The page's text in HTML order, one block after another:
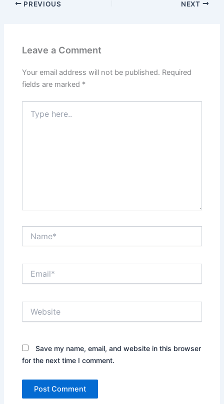
PREVIOUS NEXT
Leave a Comment
Your email address will not be published. Required
fields are marked *
here..
Save my name, email, and website in this browser
for the next time I comment.